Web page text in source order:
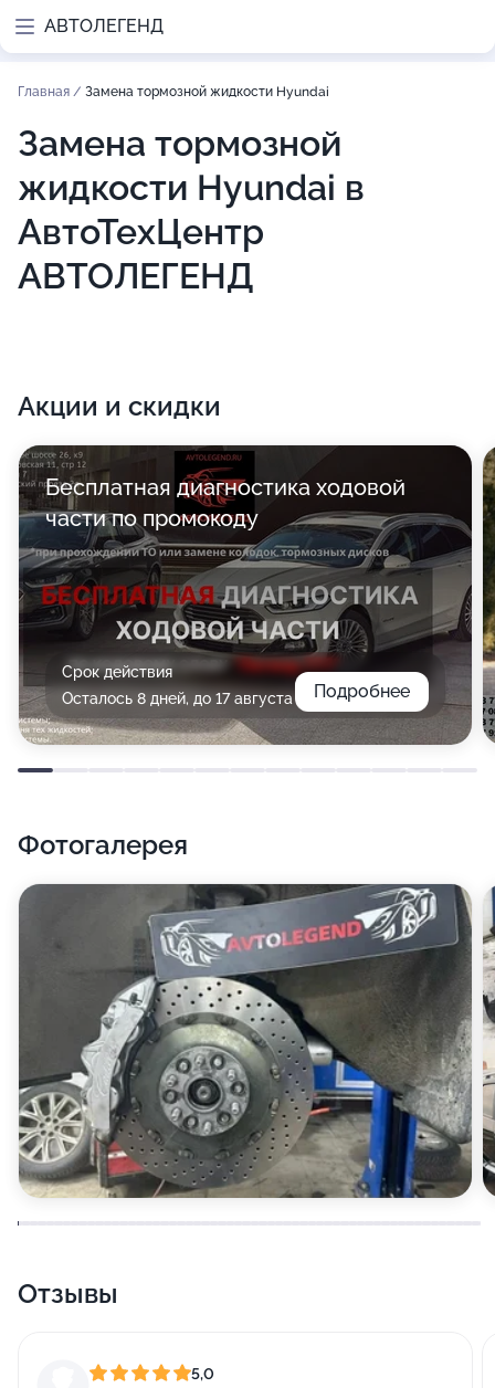
АВТОЛЕГЕНД
Главная / Замена тормозной жидкости Hyundai
Замена тормозной
жидкости Hyundai в
АвтоТехЦентр
АВТОЛЕГЕНД
Акции и скидки
Бесплатная диагностика ходовой
части по промокоду
Срок действия
Осталось 8 дней, до 17 августа
Подробнее
Фотогалерея
Отзывы
5,0